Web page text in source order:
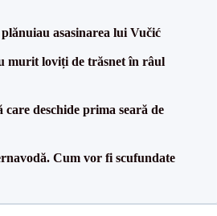
asasinarea lui Vučić
murit loviți de trăsnet în râul
deschide prima seară de
Cum vor fi scufundate